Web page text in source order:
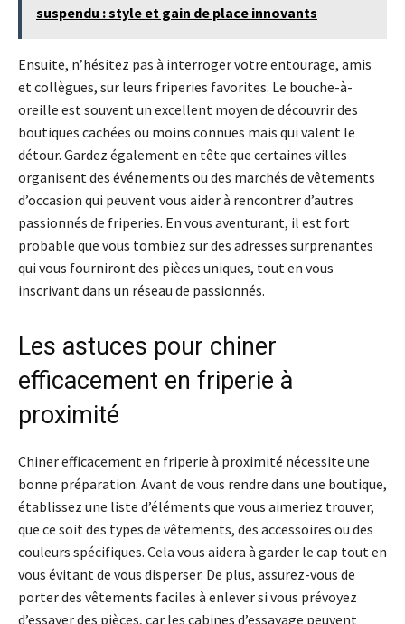
suspendu : style et gain de place innovants
Ensuite, n’hésitez pas à interroger votre entourage, amis
et collègues, sur leurs friperies favorites. Le bouche-à-
oreille est souvent un excellent moyen de découvrir des
boutiques cachées ou moins connues mais qui valent le
détour. Gardez également en tête que certaines villes
organisent des événements ou des marchés de vêtements
d’occasion qui peuvent vous aider à rencontrer d’autres
passionnés de friperies. En vous aventurant, il est fort
probable que vous tombiez sur des adresses surprenantes
qui vous fourniront des pièces uniques, tout en vous
inscrivant dans un réseau de passionnés.
Les astuces pour chiner
efficacement en friperie à
proximité
Chiner efficacement en friperie à proximité nécessite une
bonne préparation. Avant de vous rendre dans une boutique,
établissez une liste d’éléments que vous aimeriez trouver,
que ce soit des types de vêtements, des accessoires ou des
couleurs spécifiques. Cela vous aidera à garder le cap tout en
vous évitant de vous disperser. De plus, assurez-vous de
porter des vêtements faciles à enlever si vous prévoyez
d’essayer des pièces, car les cabines d’essayage peuvent